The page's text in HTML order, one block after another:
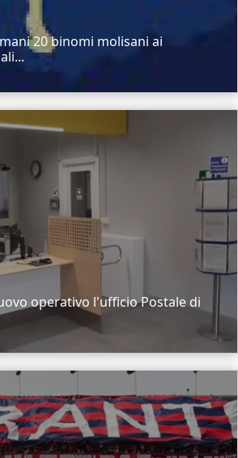
20 binomi molisani ai
operativo l'ufficio Postale di